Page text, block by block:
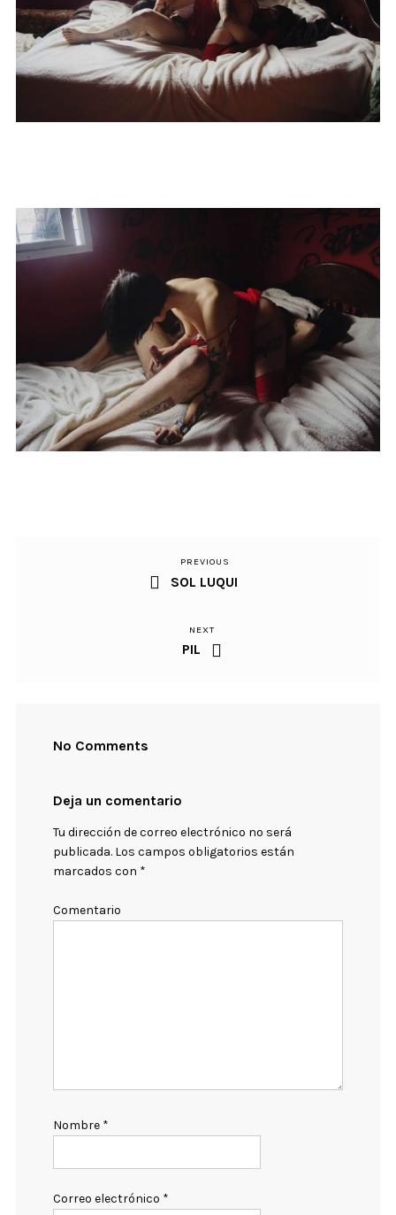
Navegación
Previous
Post
PREVIOUS
SOL LUQUI
Next
Post
NEXT
PIL
No Comments
Deja un comentario
Tu dirección de correo electrónico no será
publicada. Los campos obligatorios están
marcados con *
Comentario
Nombre *
Correo electrónico *